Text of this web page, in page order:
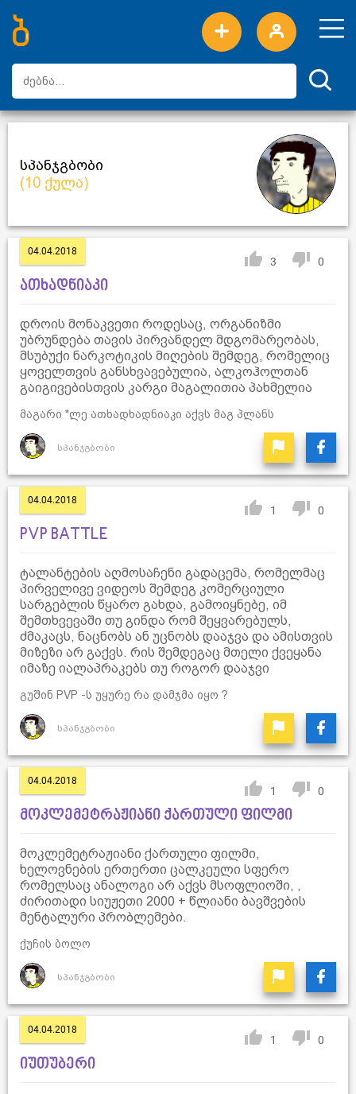
ახალი სიტყვები
ტოპ სიტყვები
დღის ტოპ სიტყვები
ტოპ მომხმარებლები
სპანჯგბობი
(10 ქულა)
04.04.2018
3 0
ათხადნიაკი
დროის მონაკვეთი როდესაც, ორგანიზმი
უბრუნდება თავის პირვანდელ მდგომარეობას,
მსუბუქი ნარკოტიკის მიღების შემდეგ, რომელიც
ყოველთვის განსხვავებულია, ალკოჰოლთან
გაიგივებისთვის კარგი მაგალითია პახმელია
მაგარი *ლე ათხადხადნიაკი აქვს მაგ პლანს
სპანჯგბობი
04.04.2018
1 0
PVP BATTLE
ტალანტების აღმოსაჩენი გადაცემა, რომელმაც
პირველივე ვიდეოს შემდეგ კომერციული
სარგებლის წყარო გახდა, გამოიყნებე, იმ
შემთხვევაში თუ გინდა რომ შეყვარებულს,
ძმაკაცს, ნაცნობს ან უცნობს დააჯვა და ამისთვის
მიზეზი არ გაქვს. რის შემდეგაც მთელი ქვეყანა
იმაზე იალაპრაკებს თუ როგორ დააჯვი
გუშინ PVP -ს უყურე რა დამჯმა იყო ?
სპანჯგბობი
04.04.2018
1 0
მოკლემეტრაჟიანი ქართული ფილმი
მოკლემეტრაჟიანი ქართული ფილმი,
ხელოვნების ერთერთი ცალკეული სფერო
რომელსაც ანალოგი არ აქვს მსოფლიოში, ,
ძირითადი სიუჟეთი 2000 + წლიანი ბავშვების
მენტალური პრობლემები.
ქუჩის ბოლო
სპანჯგბობი
04.04.2018
1 0
იუთუბერი